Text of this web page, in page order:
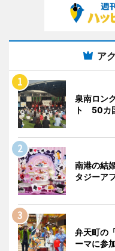
ア
泉南ロン
ト 50カ
南港の結
タジーア
弁天町の
ーマに参